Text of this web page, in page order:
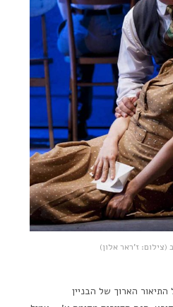
(צילום: ז'ראר אלון)
התיאור הארוך של הבניין